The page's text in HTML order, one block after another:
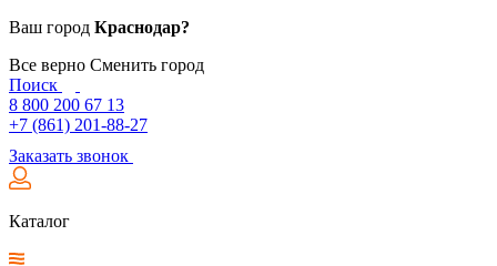
Ваш город Краснодар?
Все верно Сменить город
Поиск
8 800 200 67 13
+7 (861) 201-88-27
Заказать звонок
Каталог